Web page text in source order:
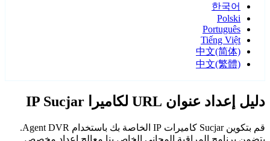
한국어
Polski
Português
Tiếng Việt
中文(简体)
中文(繁體)
دليل إعداد عنوان URL لكاميرا IP Sucjar
قم بتكوين Sucjar كاميرات IP الخاصة بك باستخدام Agent DVR.